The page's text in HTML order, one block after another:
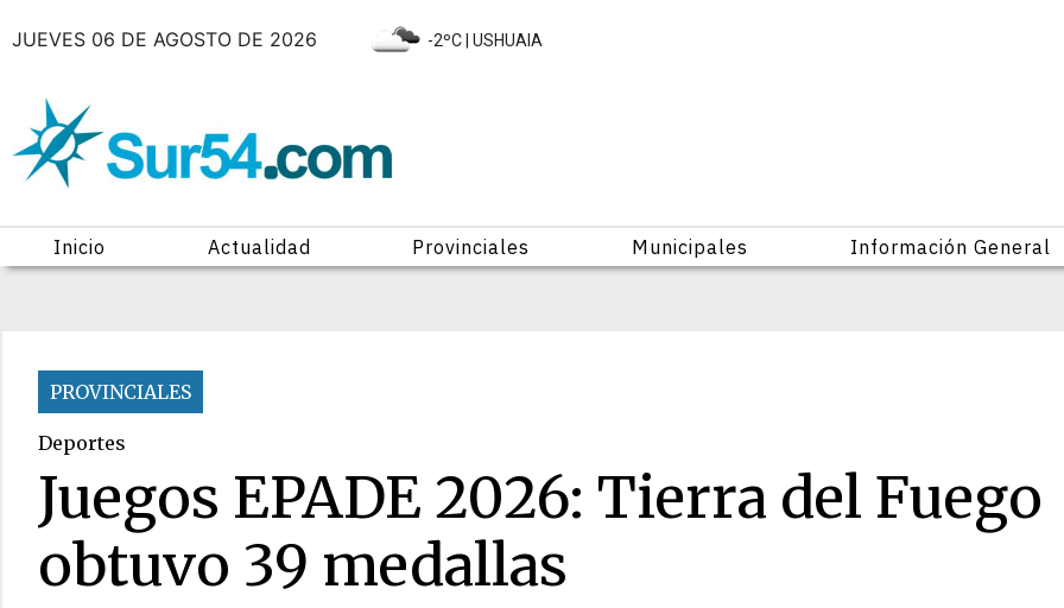
JUEVES 06 DE AGOSTO DE 2026 -2ºC | USHUAIA
Inicio Actualidad Provinciales Municipales Información General
PROVINCIALES
Deportes
Juegos EPADE 2026: Tierra del Fuego
obtuvo 39 medallas